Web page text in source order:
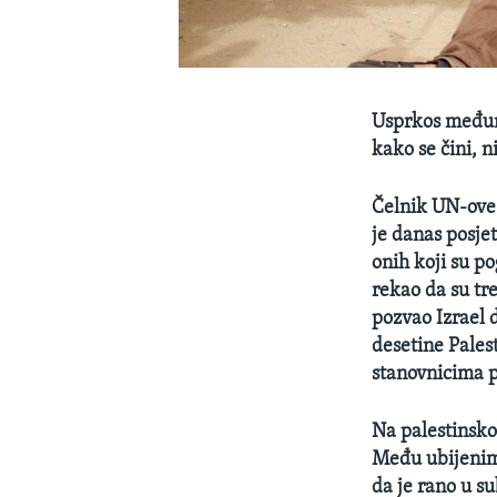
Usprkos
kako se čini,
Čelnik UN-
je danas
onih koji su
rekao da su
pozvao Izrael
desetine
stanovnicima
Na
Među
da je rano u